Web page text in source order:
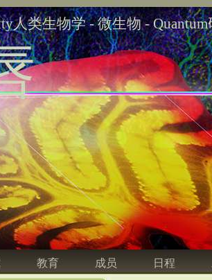
人类生物学 - 微生物 -
教育 成员 日程